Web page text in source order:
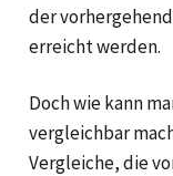
der
erreicht werden.
Doch wie kann
vergleichbar
Vergleiche, die